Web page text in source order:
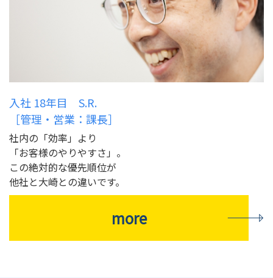
入社 18年目 S.R.
［管理・営業：課長］
社内の「効率」より
「お客様のやりやすさ」。
この絶対的な優先順位が
他社と大崎との違いです。
more